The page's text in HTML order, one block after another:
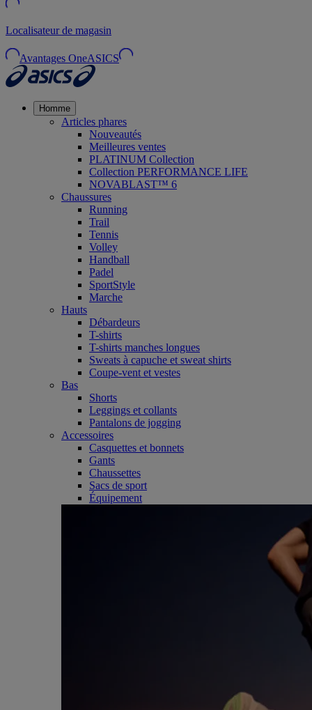
Localisateur de magasin
Avantages OneASICS
Homme
Articles phares
Nouveautés
Meilleures ventes
PLATINUM Collection
Collection PERFORMANCE LIFE
NOVABLAST™ 6
Chaussures
Running
Trail
Tennis
Volley
Handball
Padel
SportStyle
Marche
Hauts
Débardeurs
T-shirts
T-shirts manches longues
Sweats à capuche et sweat shirts
Coupe-vent et vestes
Bas
Shorts
Leggings et collants
Pantalons de jogging
Accessoires
Casquettes et bonnets
Gants
Chaussettes
Sacs de sport
Équipement